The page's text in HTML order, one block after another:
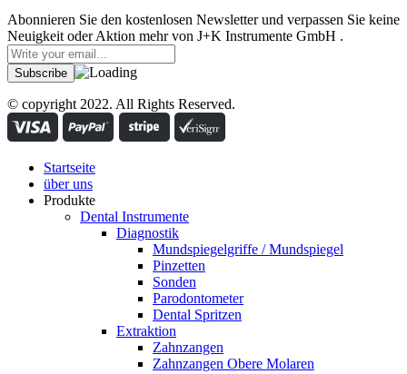
Abonnieren Sie den kostenlosen Newsletter und verpassen Sie keine
Neuigkeit oder Aktion mehr von J+K Instrumente GmbH .
© copyright 2022. All Rights Reserved.
Startseite
über uns
Produkte
Dental Instrumente
Diagnostik
Mundspiegelgriffe / Mundspiegel
Pinzetten
Sonden
Parodontometer
Dental Spritzen
Extraktion
Zahnzangen
Zahnzangen Obere Molaren